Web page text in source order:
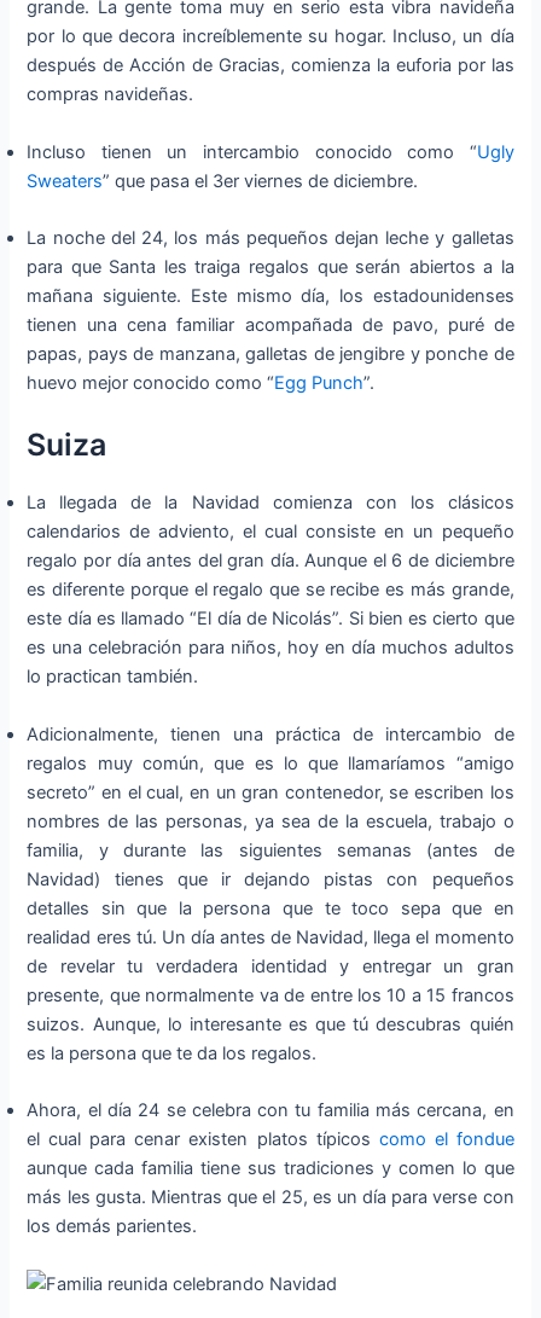
grande. La gente toma muy en serio esta vibra navideña
por lo que decora increíblemente su hogar. Incluso, un día
después de Acción de Gracias, comienza la euforia por las
compras navideñas.
Incluso tienen un intercambio conocido como “Ugly
Sweaters” que pasa el 3er viernes de diciembre.
La noche del 24, los más pequeños dejan leche y galletas
para que Santa les traiga regalos que serán abiertos a la
mañana siguiente. Este mismo día, los estadounidenses
tienen una cena familiar acompañada de pavo, puré de
papas, pays de manzana, galletas de jengibre y ponche de
huevo mejor conocido como “Egg Punch”.
Suiza
La llegada de la Navidad comienza con los clásicos
calendarios de adviento, el cual consiste en un pequeño
regalo por día antes del gran día. Aunque el 6 de diciembre
es diferente porque el regalo que se recibe es más grande,
este día es llamado “El día de Nicolás”. Si bien es cierto que
es una celebración para niños, hoy en día muchos adultos
lo practican también.
Adicionalmente, tienen una práctica de intercambio de
regalos muy común, que es lo que llamaríamos “amigo
secreto” en el cual, en un gran contenedor, se escriben los
nombres de las personas, ya sea de la escuela, trabajo o
familia, y durante las siguientes semanas (antes de
Navidad) tienes que ir dejando pistas con pequeños
detalles sin que la persona que te toco sepa que en
realidad eres tú. Un día antes de Navidad, llega el momento
de revelar tu verdadera identidad y entregar un gran
presente, que normalmente va de entre los 10 a 15 francos
suizos. Aunque, lo interesante es que tú descubras quién
es la persona que te da los regalos.
Ahora, el día 24 se celebra con tu familia más cercana, en
el cual para cenar existen platos típicos como el fondue
aunque cada familia tiene sus tradiciones y comen lo que
más les gusta. Mientras que el 25, es un día para verse con
los demás parientes.